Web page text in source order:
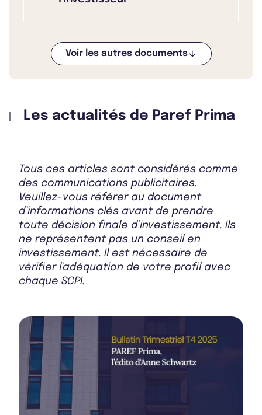
Bulletin 2025 T1
Bulletin 2024 T4
Bulletin 2024 T2
Rapport Annuel 2024
Voir les autres documents
Les actualités de Paref Prima
Tous ces articles sont considérés comme
des communications publicitaires.
Veuillez-vous référer au document
d’informations clés avant de prendre
toute décision finale d’investissement. Ils
ne représentent pas un conseil en
investissement. Il est nécessaire de
vérifier l'adéquation de votre profil avec
chaque SCPI.